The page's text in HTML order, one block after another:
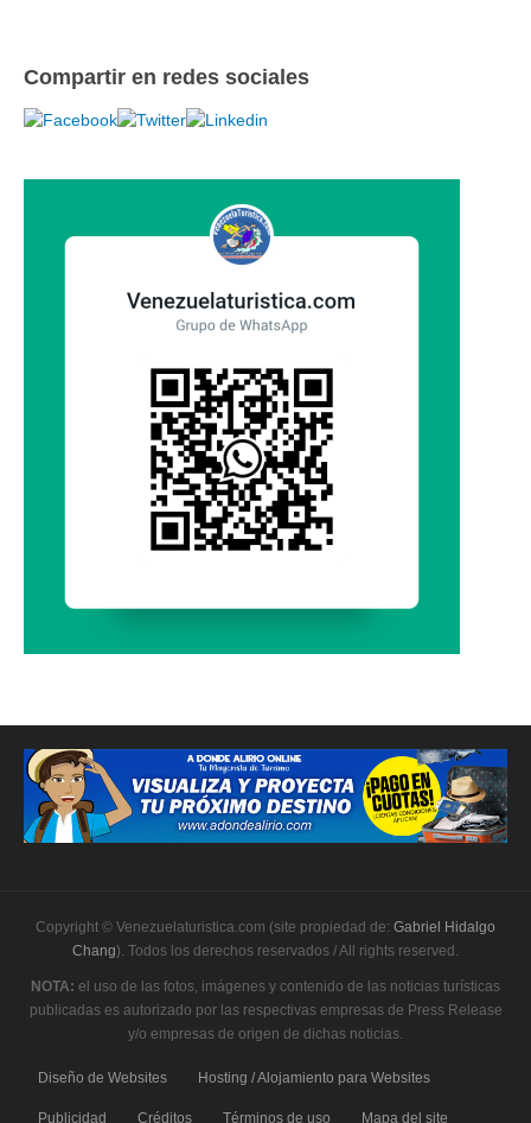
Compartir en redes sociales
Copyright © Venezuelaturistica.com (site propiedad de: Gabriel Hidalgo
Chang). Todos los derechos reservados / All rights reserved.
NOTA: el uso de las fotos, imágenes y contenido de las noticias turísticas
publicadas es autorizado por las respectivas empresas de Press Release
y/o empresas de origen de dichas noticias.
Diseño de Websites Hosting / Alojamiento para Websites
Publicidad Créditos Términos de uso Mapa del site